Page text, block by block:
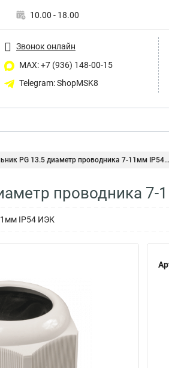
10.00 - 18.00
Звонок онлайн
MAX: +7 (936) 148-00-15
Telegram: ShopMSK8
PG 13.5 диаметр проводника 7-11мм IP54...
проводника 7-
IP54 ИЭК